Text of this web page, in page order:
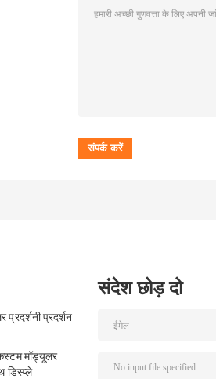
प्रदर्शन
मॉड्यूलर
डिस्प्ले
संदेश छोड़ दो